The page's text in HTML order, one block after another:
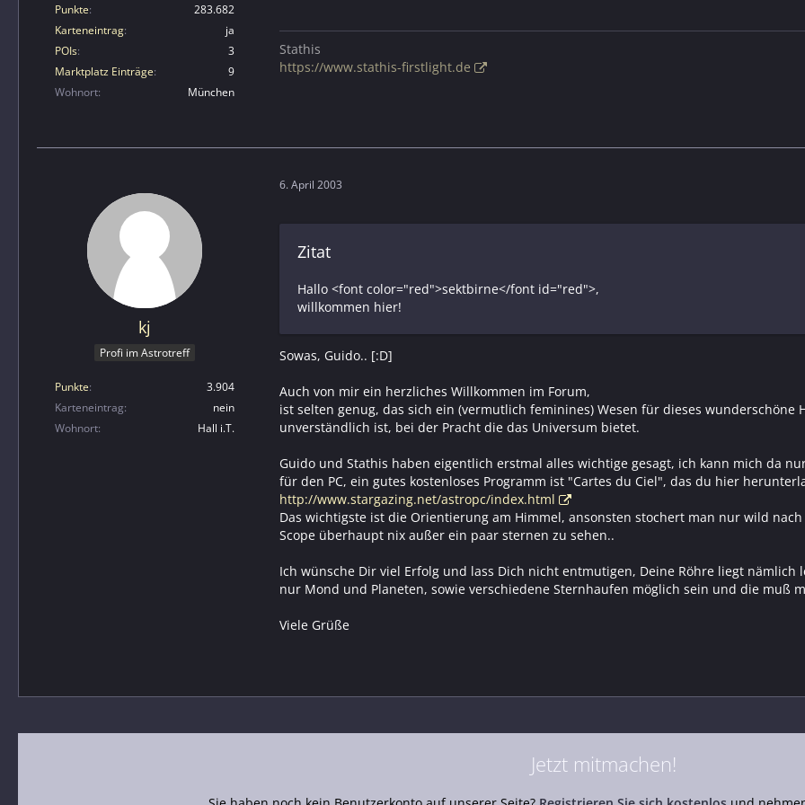
Punkte
283.682
Karteneintrag
ja
POIs
3
Marktplatz Einträge
9
Wohnort
München
Stathis
https://www.stathis-firstlight.de
kj
Profi im Astrotreff
Punkte
3.904
Karteneintrag
nein
Wohnort
Hall i.T.
6. April 2003
Zitat
Hallo <font color="red">sektbirne</font id="red">,
willkommen hier!
Sowas, Guido.. [:D]
Auch von mir ein herzliches Willkommen im Forum,
ist selten genug, das sich ein (vermutlich feminines) Wesen für dieses
unverständlich ist, bei der Pracht die das Universum bietet.
Guido und Stathis haben eigentlich erstmal alles wichtige gesagt, ich kann mich da
für den PC, ein gutes kostenloses Programm ist "Cartes du Ciel", das du hier
http://www.stargazing.net/astropc/index.html
Das wichtigste ist die Orientierung am Himmel, ansonsten stochert man nur wild
Scope überhaupt nix außer ein paar sternen zu sehen..
Ich wünsche Dir viel Erfolg und lass Dich nicht entmutigen, Deine Röhre liegt
nur Mond und Planeten, sowie verschiedene Sternhaufen möglich sein und die muß
Viele Grüße
Jetzt mitmachen!